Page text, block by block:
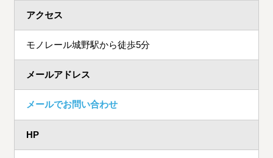
アクセス
モノレール城野駅から徒歩5分
メールアドレス
メールでお問い合わせ
HP